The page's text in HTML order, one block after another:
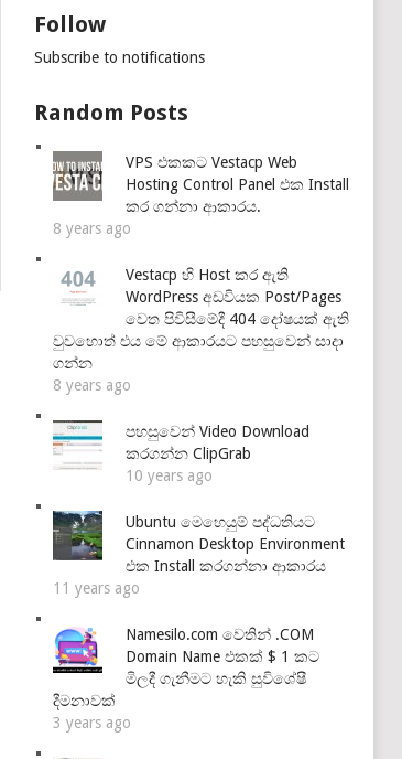
Follow
Subscribe to notifications
Random Posts
VPS එකකට Vestacp Web
Hosting Control Panel එක Install
කර ගන්නා ආකාරය.
8 years ago
Vestacp හි Host කර ඇති
WordPress අඩවියක Post/Pages
වෙත පිවිසීමේදී 404 දෝෂයක් ඇති
වුවහොත් එය මේ ආකාරයට පහසුවෙන් සාදා
ගන්න
8 years ago
පහසුවෙන් Video Download
කරගන්න ClipGrab
10 years ago
Ubuntu මෙහෙයුම් පද්ධතියට
Cinnamon Desktop Environment
එක Install කරගන්නා ආකාරය
11 years ago
Namesilo.com වෙතින් .COM
Domain Name එකක් $ 1 කට
මිලදී ගැනීමට හැකි සුවිශේෂී
දීමනාවක්
3 years ago